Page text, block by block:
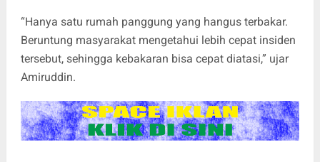
“Hanya satu rumah panggung yang hangus terbakar.
Beruntung masyarakat mengetahui lebih cepat insiden
tersebut, sehingga kebakaran bisa cepat diatasi,” ujar
Amiruddin.